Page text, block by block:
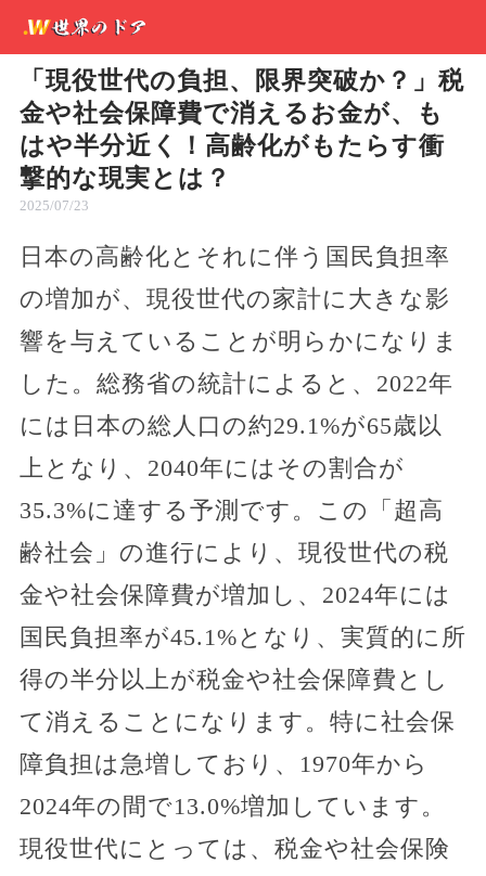
「現役世代の負担、限界突破か？」税
金や社会保障費で消えるお金が、も
はや半分近く！高齢化がもたらす衝
撃的な現実とは？
2025/07/23
日本の高齢化とそれに伴う国民負担率
の増加が、現役世代の家計に大きな影
響を与えていることが明らかになりま
した。総務省の統計によると、2022年
には日本の総人口の約29.1%が65歳以
上となり、2040年にはその割合が
35.3%に達する予測です。この「超高
齢社会」の進行により、現役世代の税
金や社会保障費が増加し、2024年には
国民負担率が45.1%となり、実質的に所
得の半分以上が税金や社会保障費とし
て消えることになります。特に社会保
障負担は急増しており、1970年から
2024年の間で13.0%増加しています。
現役世代にとっては、税金や社会保険